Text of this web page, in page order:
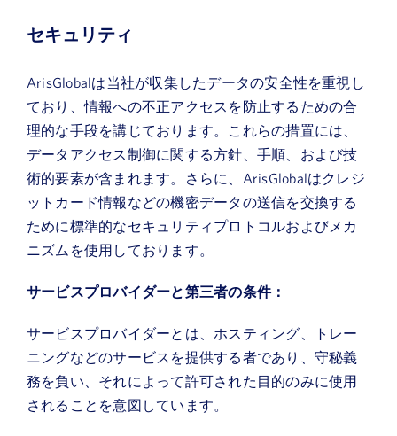
セキュリティ
ArisGlobalは当社が収集したデータの安全性を重視し
ており、情報への不正アクセスを防止するための合
理的な手段を講じております。これらの措置には、
データアクセス制御に関する方針、手順、および技
術的要素が含まれます。さらに、ArisGlobalはクレジ
ットカード情報などの機密データの送信を交換する
ために標準的なセキュリティプロトコルおよびメカ
ニズムを使用しております。
サービスプロバイダーと第三者の条件：
サービスプロバイダーとは、ホスティング、トレー
ニングなどのサービスを提供する者であり、守秘義
務を負い、それによって許可された目的のみに使用
されることを意図しています。